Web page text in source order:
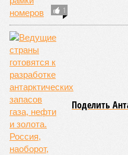
1
Поделить